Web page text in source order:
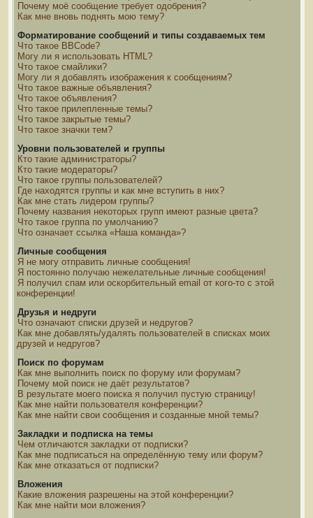
Почему моё сообщение требует одобрения?
Как мне вновь поднять мою тему?
Форматирование сообщений и типы создаваемых тем
Что такое BBCode?
Могу ли я использовать HTML?
Что такое смайлики?
Могу ли я добавлять изображения к сообщениям?
Что такое важные объявления?
Что такое объявления?
Что такое прилепленные темы?
Что такое закрытые темы?
Что такое значки тем?
Уровни пользователей и группы
Кто такие администраторы?
Кто такие модераторы?
Что такое группы пользователей?
Где находятся группы и как мне вступить в них?
Как мне стать лидером группы?
Почему названия некоторых групп имеют разные цвета?
Что такое группа по умолчанию?
Что означает ссылка «Наша команда»?
Личные сообщения
Я не могу отправить личные сообщения!
Я постоянно получаю нежелательные личные сообщения!
Я получил спам или оскорбительный email от кого-то с этой
конференции!
Друзья и недруги
Что означают списки друзей и недругов?
Как мне добавлять/удалять пользователей в списках моих
друзей и недругов?
Поиск по форумам
Как мне выполнить поиск по форуму или форумам?
Почему мой поиск не даёт результатов?
В результате моего поиска я получил пустую страницу!
Как мне найти пользователя конференции?
Как мне найти свои сообщения и созданные мной темы?
Закладки и подписка на темы
Чем отличаются закладки от подписки?
Как мне подписаться на определённую тему или форум?
Как мне отказаться от подписки?
Вложения
Какие вложения разрешены на этой конференции?
Как мне найти мои вложения?